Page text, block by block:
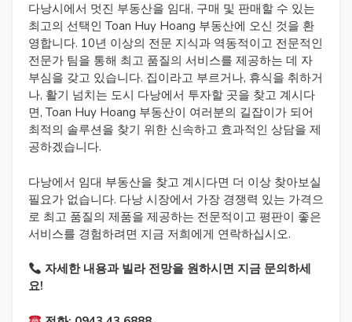
다낭시에서 멋진 부동산을 임대, 구매 및 판매할 수 있는
최고의 선택인 Toan Huy Hoang 부동산에 오신 것을 환
영합니다. 10년 이상의 전문 지식과 역동적이고 전문적인
전문가 팀을 통해 최고 품질의 서비스를 제공하는 데 자
부심을 갖고 있습니다. 집이라고 부르거나, 휴식을 취하거
나, 활기 넘치는 도시 다낭에서 투자할 곳을 찾고 계시다
면, Toan Huy Hoang 부동산이 여러분의 길잡이가 되어
최적의 솔루션을 찾기 위한 신속하고 효과적인 상담을 제
공하겠습니다.
다낭에서 임대 부동산을 찾고 계시다면 더 이상 찾아보실
필요가 없습니다. 다낭 시장에서 가장 경쟁력 있는 가격으
로 최고 품질의 제품을 제공하는 전문적이고 평판이 좋은
서비스를 경험하려면 지금 저희에게 연락하십시오.
자세한 내용과 빌라 전망을 원하시면 지금 문의하세
요!